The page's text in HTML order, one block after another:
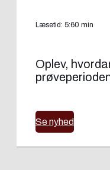
Læsetid: 5:60 min
Oplev,
Se nyhed